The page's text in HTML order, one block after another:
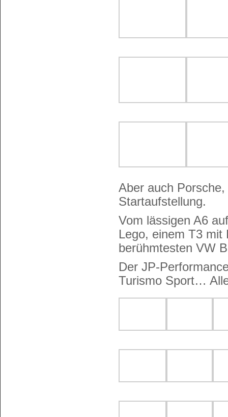
Aber auch
Startaufstellung.
Vom lässigen A6
Lego, einem T3 mit
berühmtesten VW
Der JP-
Turismo Sport…